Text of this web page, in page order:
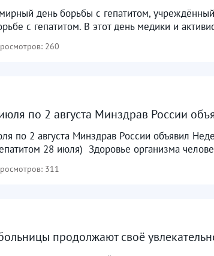
день борьбы с гепатитом,
с гепатитом. В этот день медики и
260
по 2 августа Минздрав России
по 2 августа Минздрав России объявил
28 июля) ⁣ Здоровье организма
311
продолжают своё